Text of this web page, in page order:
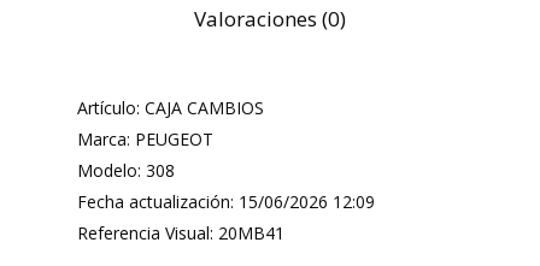
Valoraciones (0)
Artículo: CAJA CAMBIOS
Marca: PEUGEOT
Modelo: 308
Fecha actualización: 15/06/2026 12:09
Referencia Visual: 20MB41